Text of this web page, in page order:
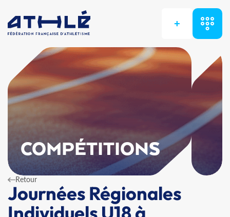
+
COMPÉTITIONS
Retour
Journées Régionales